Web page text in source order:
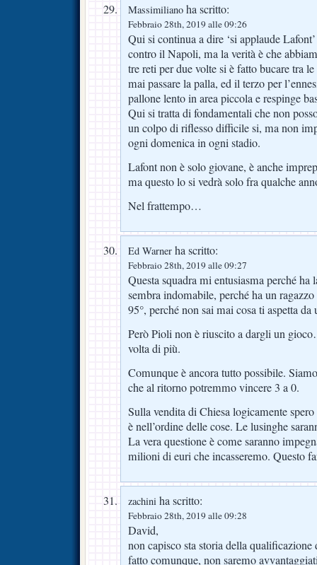
Massimiliano ha scritto:
Febbraio 28th, 2019 alle 09:26
Qui si continua a dire ‘si applaude
contro il Napoli, ma la verità è che
tre reti per due volte si è fatto bucare tra
mai passare la palla, ed il terzo per
pallone lento in area piccola e respinge
Qui si tratta di fondamentali che non
un colpo di riflesso difficile si, ma non
ogni domenica in ogni stadio.
Lafont non è solo giovane, è anche
ma questo lo si vedrà solo fra qualche
Nel frattempo…
Ed Warner ha scritto:
Febbraio 28th, 2019 alle 09:27
Questa squadra mi entusiasma perché ha
sembra indomabile, perché ha un
95°, perché non sai mai cosa ti aspetta
Però Pioli non è riuscito a dargli un
volta di più.
Comunque è ancora tutto possibile.
che al ritorno potremmo vincere 3 a 0.
Sulla vendita di Chiesa logicamente
è nell’ordine delle cose. Le lusinghe
La vera questione è come saranno
milioni di euri che incasseremo. Questo
zachini ha scritto:
Febbraio 28th, 2019 alle 09:28
David,
non capisco sta storia della
fatto comunque, non saremo